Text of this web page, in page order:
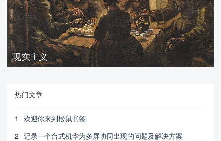
现实主义
热门文章
1
欢迎你来到松鼠书签
2 记录一个台式机华为多屏协同出现的问题及解决方案